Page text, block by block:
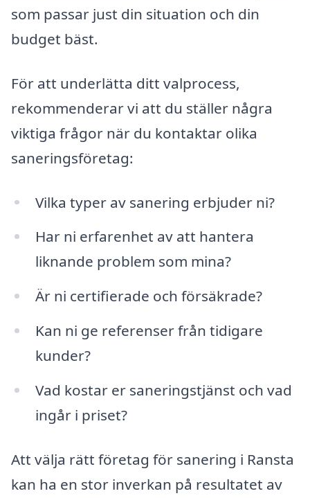
som passar just din situation och din
budget bäst.
För att underlätta ditt valprocess,
rekommenderar vi att du ställer några
viktiga frågor när du kontaktar olika
saneringsföretag:
Vilka typer av sanering erbjuder ni?
Har ni erfarenhet av att hantera
liknande problem som mina?
Är ni certifierade och försäkrade?
Kan ni ge referenser från tidigare
kunder?
Vad kostar er saneringstjänst och vad
ingår i priset?
Att välja rätt företag för sanering i Ransta
kan ha en stor inverkan på resultatet av